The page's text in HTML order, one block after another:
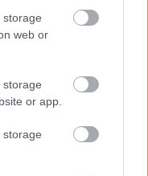
storage
web or
storage
or app.
storage
reagálva a
választókba) a
szavazókat
a
jellemző, és 16